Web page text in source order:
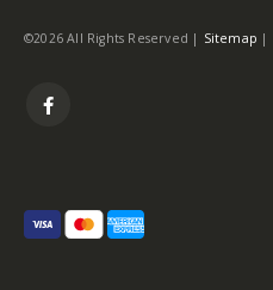
©2026 All Rights Reserved | Sitemap |